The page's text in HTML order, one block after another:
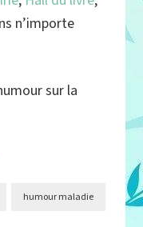
n’importe
sur la
humour maladie